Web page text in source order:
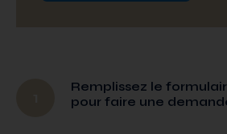
Remplissez le
pour faire une